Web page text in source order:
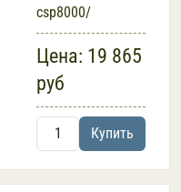
csp8000/
Цена: 19 865
руб
Купить